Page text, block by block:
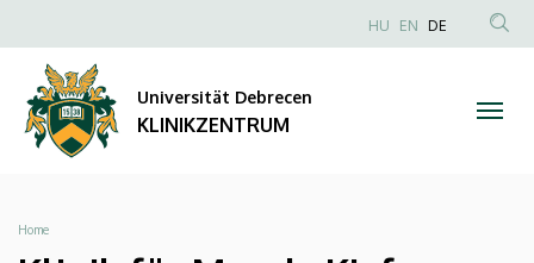
für
Mund-,
Kiefer-,
Gesichtschirurgie
zum
Inhalt
Anonim
HU EN DE
Universität Debrecen
KLINIKZENTRUM
Breadcrumb
Home